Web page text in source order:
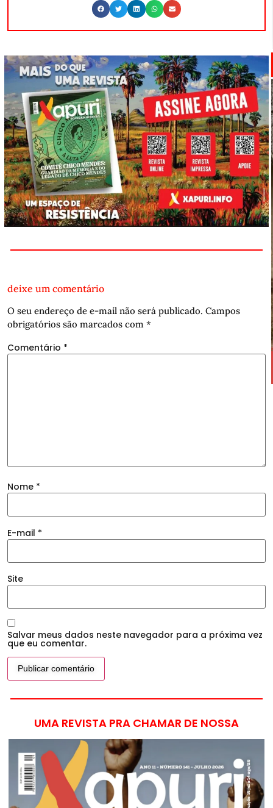
deixe um comentário
O seu endereço de e-mail não será publicado. Campos
obrigatórios são marcados com *
Comentário *
Nome *
E-mail *
Site
Salvar meus dados neste navegador para a próxima vez
que eu comentar.
UMA REVISTA PRA CHAMAR DE NOSSA